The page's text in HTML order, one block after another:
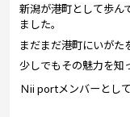
新潟が港町として歩ん
ました。
まだまだ港町にいがた
少しでもその魅力を
Ｎii portメンバーとし